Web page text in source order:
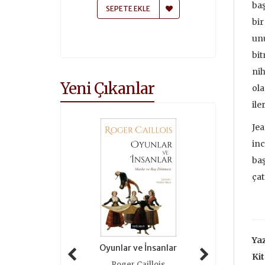
SEPETE EKLE
Yeni Çıkanlar
Oyunlar ve İnsanlar Taze
bir